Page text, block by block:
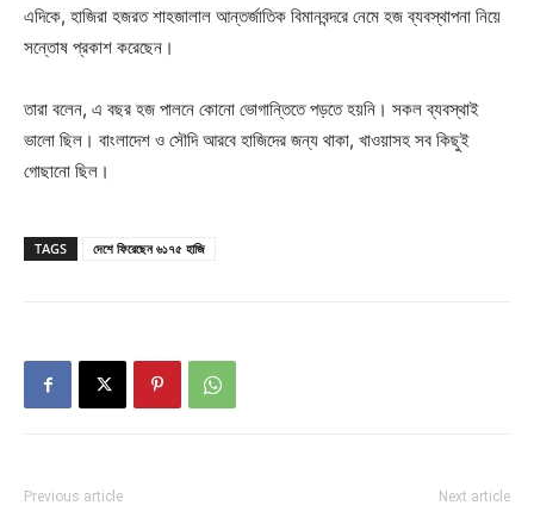
এদিকে, হাজিরা হজরত শাহজালাল আন্তর্জাতিক বিমানবন্দরে নেমে হজ ব্যবস্থাপনা নিয়ে
সন্তোষ প্রকাশ করেছেন।
তারা বলেন, এ বছর হজ পালনে কোনো ভোগান্তিতে পড়তে হয়নি। সকল ব্যবস্থাই
ভালো ছিল। বাংলাদেশ ও সৌদি আরবে হাজিদের জন্য থাকা, খাওয়াসহ সব কিছুই
গোছানো ছিল।
TAGS দেশে ফিরেছেন ৬১৭৫ হাজি
Previous article Next article